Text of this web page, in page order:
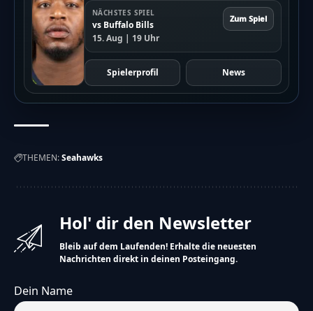
NÄCHSTES SPIEL
vs Buffalo Bills
15. Aug | 19 Uhr
Zum Spiel
Spielerprofil News
THEMEN:Seahawks
Hol' dir den Newsletter
Bleib auf dem Laufenden! Erhalte die neuesten
Nachrichten direkt in deinen Posteingang.
Dein Name